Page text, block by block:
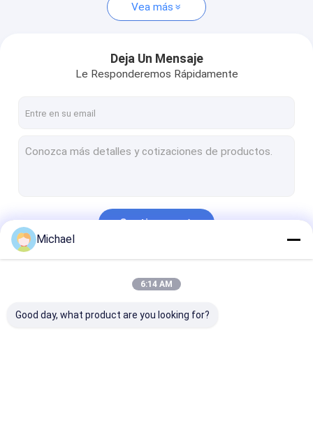
Limpiador ultrasónico de las piezas
Limpiador ultrasónico del carburador
Limpiador ultrasónico industrial
Limpiador ultrasónico de la electrónica
Limpiador ultrasónico del motor
Limpiador ultrasónico médico
Vea más
Deja Un Mensaje
Le Responderemos Rápidamente
Continuar
Nuestras Categorías
Michael
6:14 AM
Good day, what product are you looking for?